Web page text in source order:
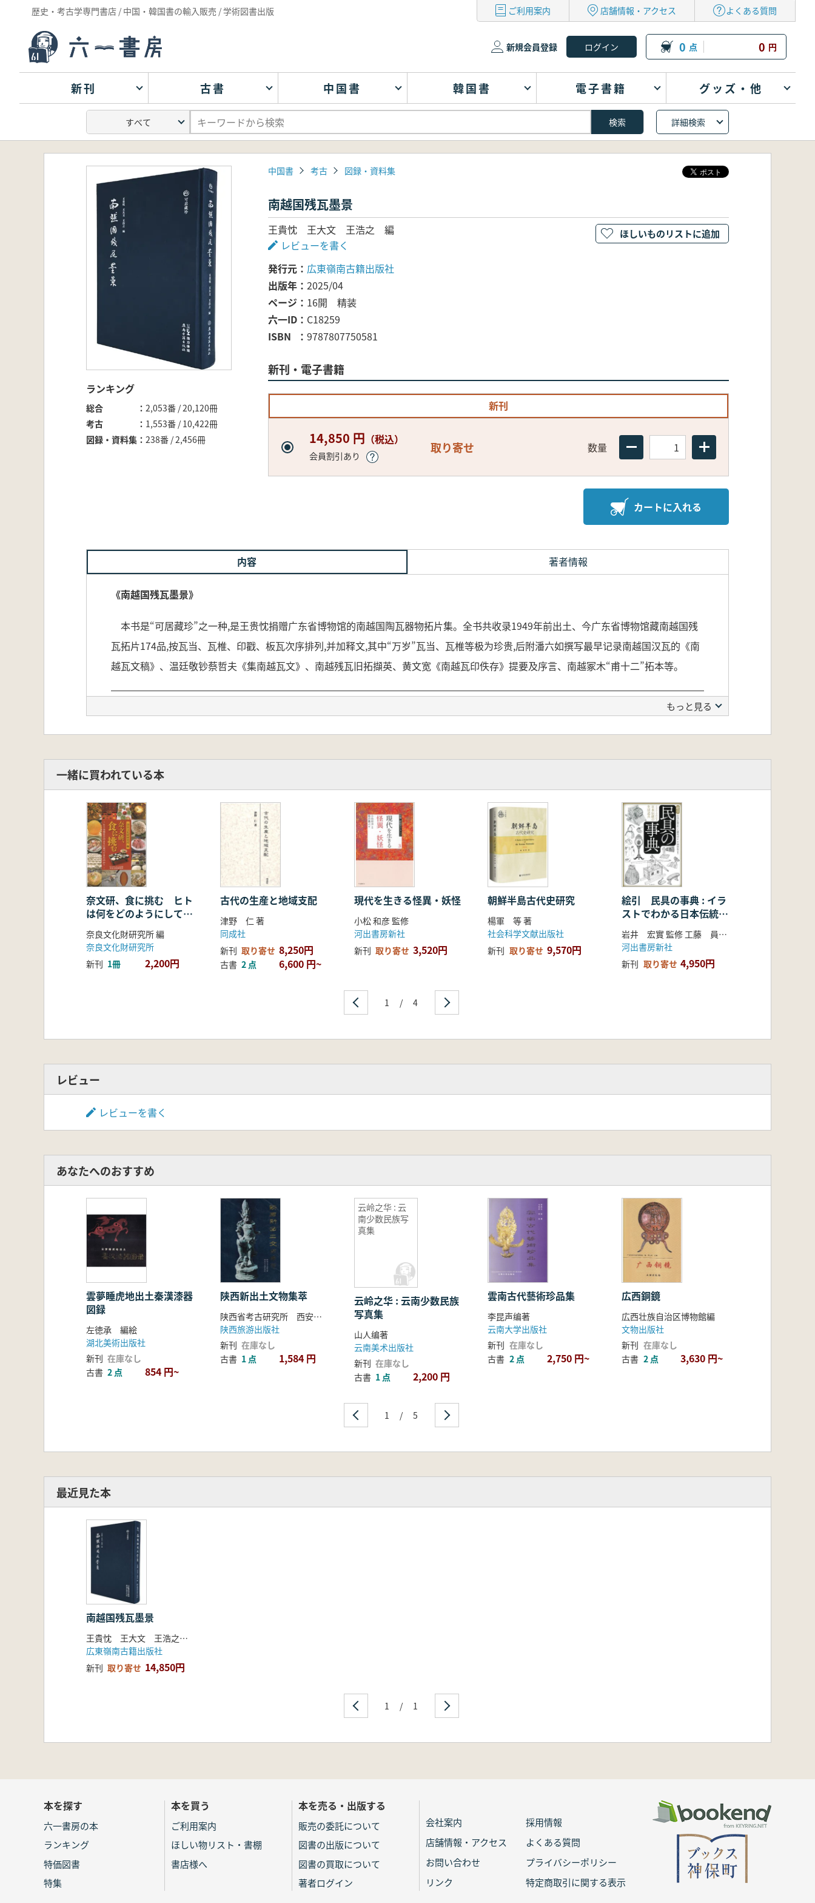
歴史・考古学専門書店 / 中国・韓国書の輸入販売 / 学術図書出版 ご利用案内 店舗情報・アクセス よくある質問
新規会員登録 0 点 0 円
新刊 古書 中国書 韓国書 電子書籍 グッズ・他
詳細検索
ランキング
総合
2,053番 / 20,120冊
考古
1,553番 / 10,422冊
図録・資料集
238番 / 2,456冊
中国書 考古 図録・資料集
南越国残瓦墨景
王貴忱 王大文 王浩之 編
レビューを書く
発行元
広東嶺南古籍出版社
出版年
2025/04
ページ
16開 精装
六一ID
C18259
ISBN
9787807750581
新刊・電子書籍
新刊
14,850 円 （税込）
会員割引あり
取り寄せ 数量
カートに入れる
ほしいものリストに追加
内容 著者情報
《南越国残瓦墨景》
本书是“可居藏珍”之一种,是王贵忱捐赠广东省博物馆的南越国陶瓦器物拓片集。全书共收录1949年前出土、今广东省博物馆藏南越国残
瓦拓片174品,按瓦当、瓦椎、印戳、板瓦次序排列,并加释文,其中“万岁”瓦当、瓦椎等极为珍贵,后附潘六如撰写最早记录南越国汉瓦的《南
越瓦文稿》、温廷敬钞蔡哲夫《集南越瓦文》、南越残瓦旧拓擷英、黄文宽《南越瓦印佚存》提要及序言、南越冢木“甫十二”拓本等。
本書は、「可居藏珍」シリーズの一つであり、王貴忱が広東省博物館に寄贈した南越国陶瓦器物の拓本集です。全書には、1949年以前
に出土し、現在広東省博物館に所蔵されている南越国の残瓦拓本174点が収録されています。これらは瓦当、瓦椎、印戳、板瓦の順に整
理され、解説が付されています。中でも「万歳」瓦当や瓦椎は極めて貴重な資料です。
巻末には、潘六如が著した南越国漢瓦を最も早く記録した『南越瓦文稿』、温廷敬が筆写した蔡哲夫の『集南越瓦文』、南越国の残瓦
もっと見る
一緒に買われている本
奈文研、食に挑む ヒト
は何をどのようにして食
べてきたのか?
奈良文化財研究所 編
奈良文化財研究所
新刊 1冊 2,200円
古代の生産と地域支配
津野 仁 著
同成社
新刊 取り寄せ 8,250円
古書 2 点 6,600 円~
現代を生きる怪異・妖怪
小松 和彦 監修
河出書房新社
新刊 取り寄せ 3,520円
朝鮮半島古代史研究
楊軍 等 著
社会科学文献出版社
新刊 取り寄せ 9,570円
絵引 民具の事典 : イラ
ストでわかる日本伝統の
生活道具 新装版
岩井 宏實 監修 工藤 員功 編 中林 啓治 画
河出書房新社
新刊 取り寄せ 4,950円
1 / 4
レビュー
レビューを書く
あなたへのおすすめ
雲夢睡虎地出土秦漢漆器
図録
左徳承 編絵
湖北美術出版社
新刊 在庫なし
古書 2 点 854 円~
陕西新出土文物集萃
陕西省考古研究所 西安市文物管理处编
陕西旅游出版社
新刊 在庫なし
古書 1 点 1,584 円
云岭之华 : 云
南少数民族写
真集
云岭之华 : 云南少数民族
写真集
山人编著
云南美术出版社
新刊 在庫なし
古書 1 点 2,200 円
雲南古代藝術珍品集
李昆声编著
云南大学出版社
新刊 在庫なし
古書 2 点 2,750 円~
広西銅鏡
広西壮族自治区博物館編
文物出版社
新刊 在庫なし
古書 2 点 3,630 円~
1 / 5
最近見た本
南越国残瓦墨景
王貴忱 王大文 王浩之 編
広東嶺南古籍出版社
新刊 取り寄せ 14,850円
1 / 1
本を探す
六一書房の本
ランキング
特価図書
特集
本を買う
ご利用案内
ほしい物リスト・書棚
書店様へ
本を売る・出版する
販売の委託について
図書の出版について
図書の買取について
著者ログイン
会社案内
採用情報
店舗情報・アクセス
よくある質問
お問い合わせ
プライバシーポリシー
リンク
特定商取引に関する表示